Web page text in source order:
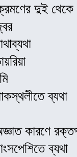
দুই থেকে
ব্যথা
কারণে
ব্যথা